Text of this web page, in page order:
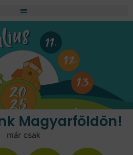
Magyarföldön!
már csak